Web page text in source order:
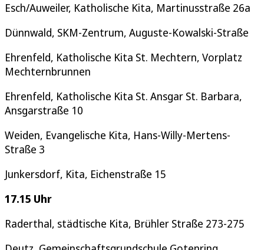
Esch/Auweiler, Katholische Kita, Martinusstraße 26a
Dünnwald, SKM-Zentrum, Auguste-Kowalski-Straße
Ehrenfeld, Katholische Kita St. Mechtern, Vorplatz
Mechternbrunnen
Ehrenfeld, Katholische Kita St. Ansgar St. Barbara,
Ansgarstraße 10
Weiden, Evangelische Kita, Hans-Willy-Mertens-
Straße 3
Junkersdorf, Kita, Eichenstraße 15
17.15 Uhr
Raderthal, städtische Kita, Brühler Straße 273-275